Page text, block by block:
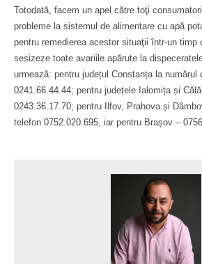
Totodată, facem un apel către toţi
probleme la sistemul de alimentare cu apă
pentru remedierea acestor situaţii într-un timp
sesizeze toate avariile apărute la
urmează: pentru județul Constanța la numărul
0241.66.44.44; pentru județele Ialomița și
0243.36.17.70; pentru Ilfov, Prahova și
telefon 0752.020.695, iar pentru Brașov –